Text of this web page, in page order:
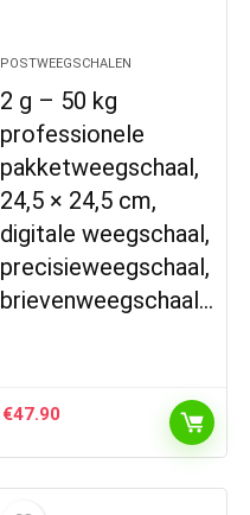
POSTWEEGSCHALEN
2 g – 50 kg
professionele
pakketweegschaal,
24,5 × 24,5 cm,
digitale weegschaal,
precisieweegschaal,
brievenweegschaal…
€47.90